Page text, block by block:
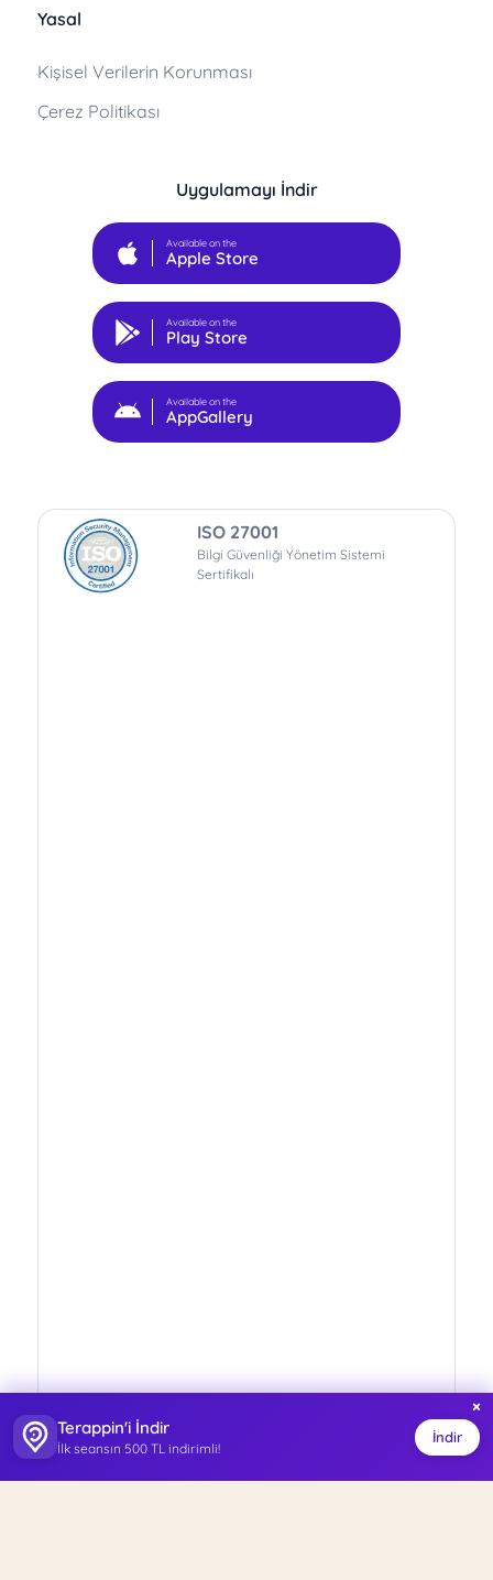
Yasal
Kişisel Verilerin Korunması
Çerez Politikası
Uygulamayı İndir
Available on the
Apple Store
Available on the
Play Store
Available on the
AppGallery
ISO 27001
Bilgi Güvenliği Yönetim Sistemi
Sertifikalı
×
Terappin'i İndir
İlk seansın 500 TL indirimli!
İndir